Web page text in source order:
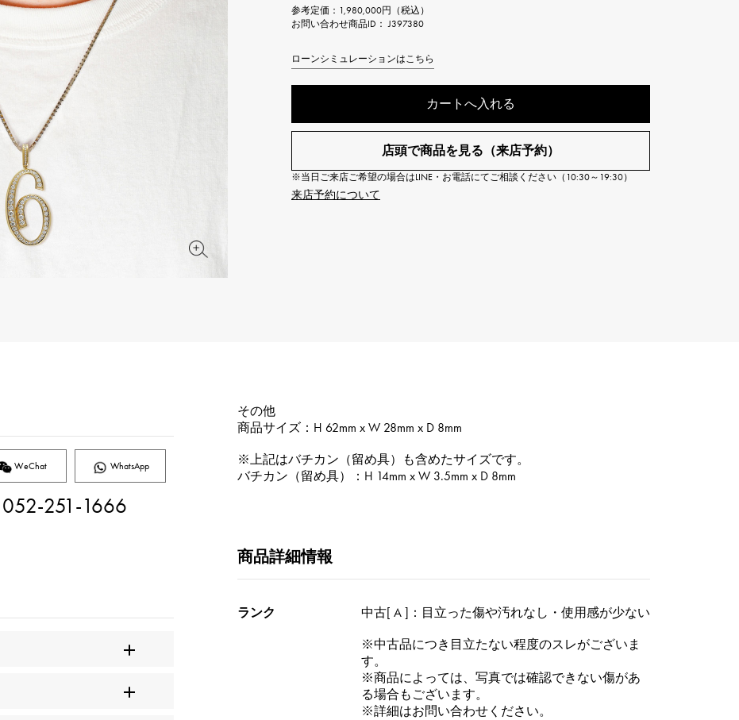
JAEGER LE COULTRE
ジャガー・ルクルト
BVLGARI
ブルガリ
TAG HEUER
VINTAGE WATCH
ヴィンテージウォッチ
すべての時計ブランドを見る
TwinPinky
ツインピンキー アングラー
YUKIZAKI BACHIKAN
ゆきざき バチカン ノンブル認定中古
USED ALPHA
アルファ認定中古
参考定価： 1,980,000円（税込）
お問い合わせ商品ID： J397380
ローンシミュレーションはこちら
カートへ入れる
店頭で商品を見る（来店予約）
※当日ご来店ご希望の場合はLINE・お電話にてご相談ください（10:30～19:30）
来店予約について
WeChat WhatsApp
052-251-1666
その他
商品サイズ：H 62mm x W 28mm x D 8mm
※上記はバチカン（留め具）も含めたサイズです。
バチカン（留め具）：H 14mm x W 3.5mm x D 8mm
商品詳細情報
ランク 中古[ A ]：目立った傷や汚れなし・使用感が少ない
※中古品につき目立たない程度のスレがございま
す。
※商品によっては、写真では確認できない傷があ
る場合もございます。
※詳細はお問い合わせください。